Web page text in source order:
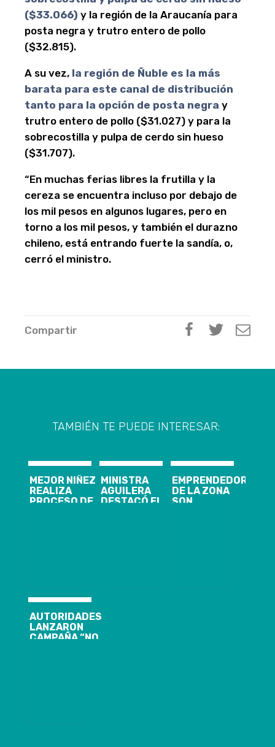
($33.066) y la región de la Araucanía para
posta negra y trutro entero de pollo
($32.815).
A su vez, la región de Ñuble es la más
barata para este canal de distribución
tanto para la opción de posta negra y
trutro entero de pollo ($31.027) y para la
sobrecostilla y pulpa de cerdo sin hueso
($31.707).
“En muchas ferias libres la frutilla y la
cereza se encuentra incluso por debajo de
los mil pesos en algunos lugares, pero en
torno a los mil pesos, y también el durazno
chileno, está entrando fuerte la sandía, o,
cerró el ministro.
Compartir
TAMBIÉN TE PUEDE INTERESAR:
MEJOR NIÑEZ
REALIZA
PROCESO DE
MINISTRA
AGUILERA
DESTACÓ EL
EMPRENDEDORAS
DE LA ZONA
SON
AUTORIDADES
LANZARON
CAMPAÑA “NO